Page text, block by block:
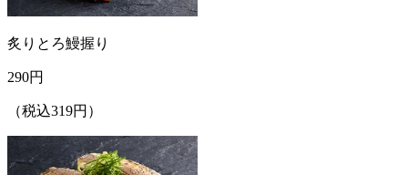
炙りとろ鰻握り
290円
（税込319円）